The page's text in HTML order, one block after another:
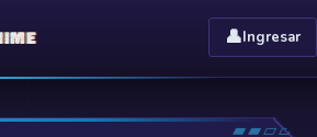
👤Ingresar
▰▰▱▱
⤢